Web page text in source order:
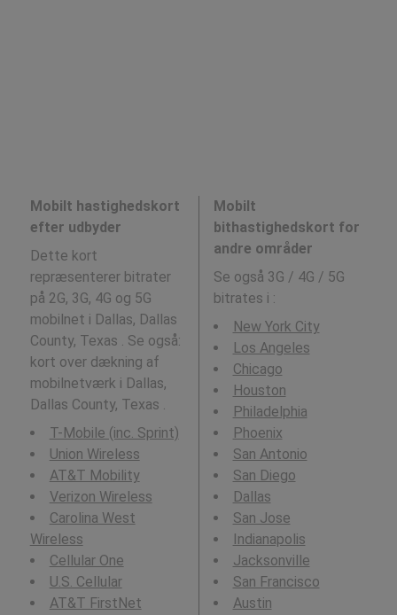
Mobilt hastighedskort
efter udbyder
Dette kort
repræsenterer bitrater
på 2G, 3G, 4G og 5G
mobilnet i Dallas, Dallas
County, Texas . Se også:
kort over dækning af
mobilnetværk i Dallas,
Dallas County, Texas .
T-Mobile (inc. Sprint)
Union Wireless
AT&T Mobility
Verizon Wireless
Carolina West
Wireless
Cellular One
U.S. Cellular
AT&T FirstNet
Mobilt
bithastighedskort for
andre områder
Se også 3G / 4G / 5G
bitrates i :
New York City
Los Angeles
Chicago
Houston
Philadelphia
Phoenix
San Antonio
San Diego
Dallas
San Jose
Indianapolis
Jacksonville
San Francisco
Austin